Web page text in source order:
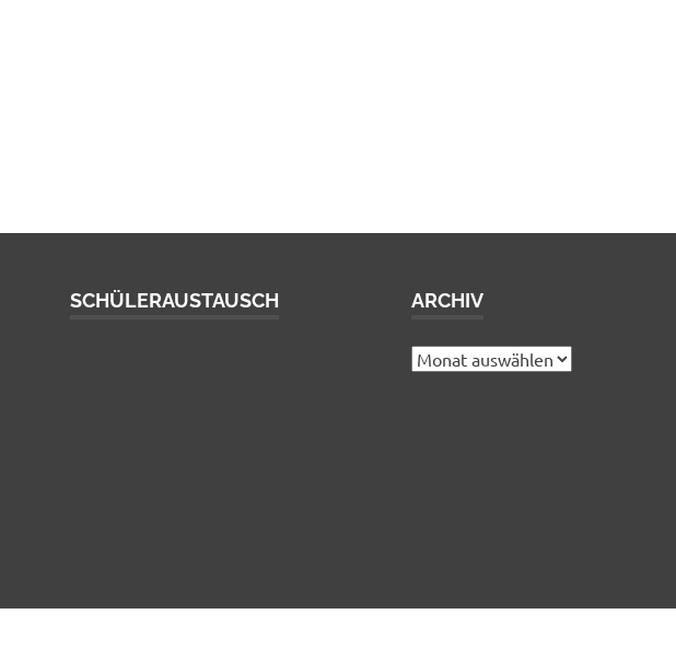
SCHÜLERAUSTAUSCH ARCHIV
Archiv